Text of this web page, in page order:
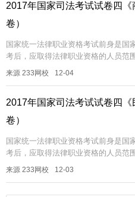
2017年国家司法考试试卷四
卷）
国家统一法律职业资格考试前身是国
考后，应取得法律职业资格的人员范
检察官、公证员需要通过法考，到从
来源 233网校 12-04
2017年国家司法考试试卷四
卷）
国家统一法律职业资格考试前身是国
考后，应取得法律职业资格的人员范
检察官、公证员需要通过法考，到从
来源 233网校 12-03